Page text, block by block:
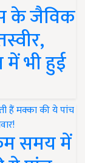
के जैविक
भी हुई
समय में